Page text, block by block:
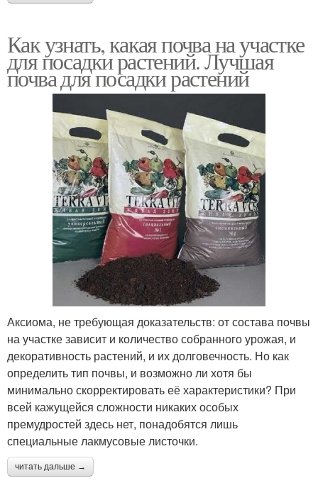
Как узнать, какая почва на участке
для посадки растений. Лучшая
почва для посадки растений
Аксиома, не требующая доказательств: от состава почвы
на участке зависит и количество собранного урожая, и
декоративность растений, и их долговечность. Но как
определить тип почвы, и возможно ли хотя бы
минимально скорректировать её характеристики? При
всей кажущейся сложности никаких особых
премудростей здесь нет, понадобятся лишь
специальные лакмусовые листочки.
читать дальше →